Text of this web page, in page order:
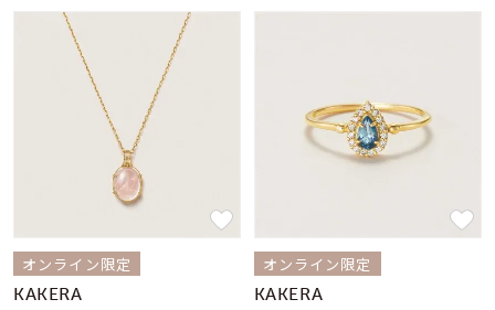
オンライン限定
KAKERA
オンライン限定
KAKERA